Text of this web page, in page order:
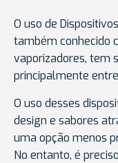
O uso de
também conhecido
vaporizadores, tem
principalmente
O uso desses
design e sabores
uma opção menos
No entanto, é